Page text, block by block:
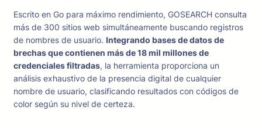
Escrito en Go para máximo rendimiento, GOSEARCH consulta
más de 300 sitios web simultáneamente buscando registros
de nombres de usuario. Integrando bases de datos de
brechas que contienen más de 18 mil millones de
credenciales filtradas, la herramienta proporciona un
análisis exhaustivo de la presencia digital de cualquier
nombre de usuario, clasificando resultados con códigos de
color según su nivel de certeza.